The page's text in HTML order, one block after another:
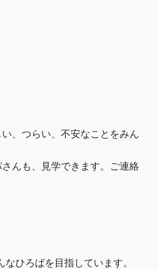
、つらい、不安なことをみん
んも、見学できます。ご連絡
なひろばを目指しています。